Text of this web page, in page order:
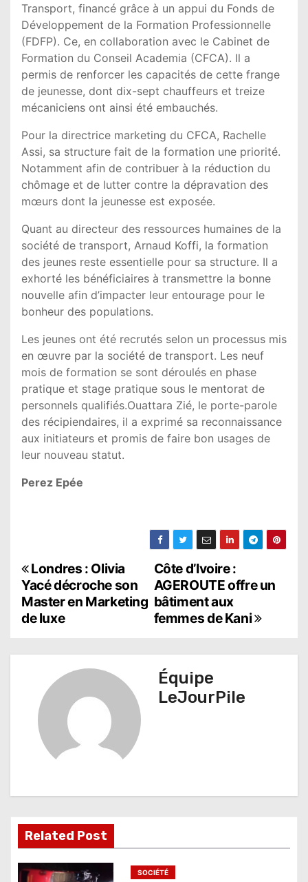
Transport, financé grâce à un appui du Fonds de
Développement de la Formation Professionnelle
(FDFP). Ce, en collaboration avec le Cabinet de
Formation du Conseil Academia (CFCA). Il a
permis de renforcer les capacités de cette frange
de jeunesse, dont dix-sept chauffeurs et treize
mécaniciens ont ainsi été embauchés.
Pour la directrice marketing du CFCA, Rachelle
Assi, sa structure fait de la formation une priorité.
Notamment afin de contribuer à la réduction du
chômage et de lutter contre la dépravation des
mœurs dont la jeunesse est exposée.
Quant au directeur des ressources humaines de la
société de transport, Arnaud Koffi, la formation
des jeunes reste essentielle pour sa structure. Il a
exhorté les bénéficiaires à transmettre la bonne
nouvelle afin d’impacter leur entourage pour le
bonheur des populations.
Les jeunes ont été recrutés selon un processus mis
en œuvre par la société de transport. Les neuf
mois de formation se sont déroulés en phase
pratique et stage pratique sous le mentorat de
personnels qualifiés.Ouattara Zié, le porte-parole
des récipiendaires, il a exprimé sa reconnaissance
aux initiateurs et promis de faire bon usages de
leur nouveau statut.
Perez Epée
N
a
v
i
d
e
Côte d’Ivoire :
AGEROUTE offre un
bâtiment aux
femmes de Kani
Londres : Olivia
Yacé décroche son
Master en Marketing
de luxe
Équipe
LeJourPile
Related Post
SOCIÉTÉ